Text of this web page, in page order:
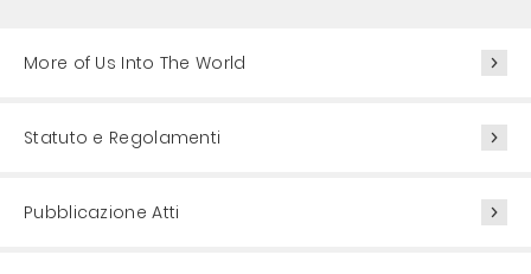
More of Us Into The World
Statuto e Regolamenti
Pubblicazione Atti